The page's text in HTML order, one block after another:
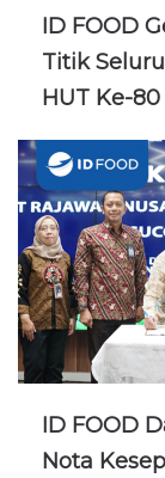
ID FOOD
Titik
HUT Ke-
ID FOOD
Nota